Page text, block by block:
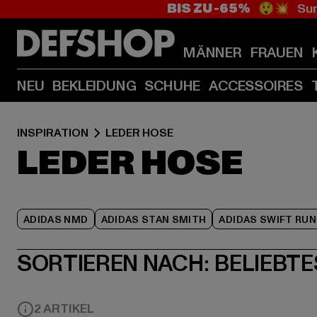
BIS ZU -65% 😲💥
MÄNNER FRAUEN
NEU BEKLEIDUNG SCHUHE ACCESSOIRES
INSPIRATION LEDER HOSE
LEDER HOSE
ADIDAS NMD ADIDAS STAN SMITH ADIDAS SWIFT RUN
SORTIEREN NACH:
2 ARTIKEL